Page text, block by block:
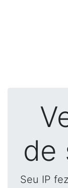
de
Seu IP